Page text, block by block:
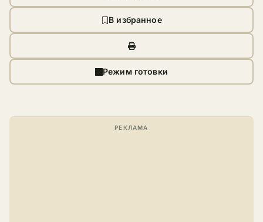
В избранное
Режим готовки